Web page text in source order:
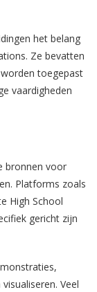
het belang
Ze bevatten
toegepast
vaardigheden
bronnen voor
Platforms zoals
High School
gericht zijn
Veel